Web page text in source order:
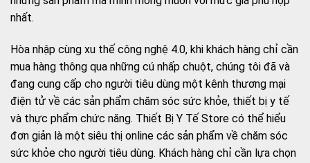
nhất.
Hòa nhập cùng xu thế công nghệ 4.0, khi khách hàng chỉ cần
mua hàng thông qua những cú nhấp chuột, chúng tôi đã và
đang cung cấp cho người tiêu dùng một kênh thương mại
điện tử về các sản phẩm chăm sóc sức khỏe, thiết bị y tế
và thực phẩm chức năng. Thiết Bị Y Tế Store có thể hiểu
đơn giản là một siêu thị online các sản phẩm về chăm sóc
sức khỏe cho người tiêu dùng. Khách hàng chỉ cần lựa chọn